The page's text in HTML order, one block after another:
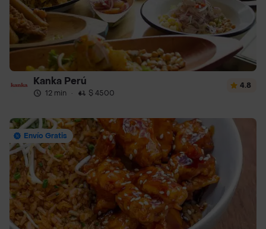
Kanka Perú
12 min · $ 4500
4.8
Envío Gratis